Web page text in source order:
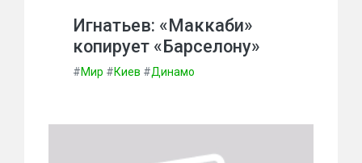
Игнатьев: «Маккаби»
копирует «Барселону»
#Мир #Киев #Динамо